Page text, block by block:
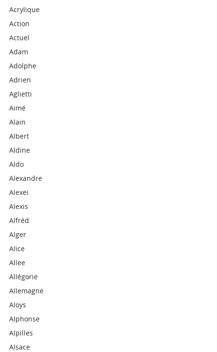
Acrylique
Action
Actuel
Adam
Adolphe
Adrien
Aglietti
Aimé
Alain
Albert
Aldine
Aldo
Alexandre
Alexei
Alexis
Alfréd
Alger
Alice
Allee
Allégorie
Allemagne
Aloys
Alphonse
Alpilles
Alsace